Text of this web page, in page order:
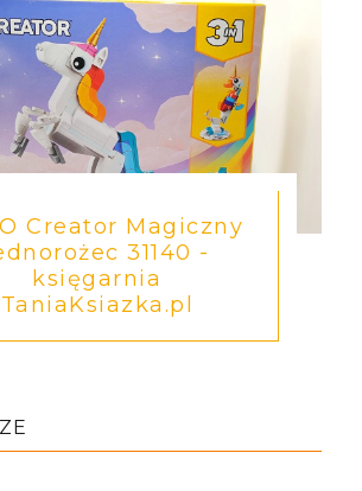
Creator Magiczny
31140 -
księgarnia
TaniaKsiazka.pl